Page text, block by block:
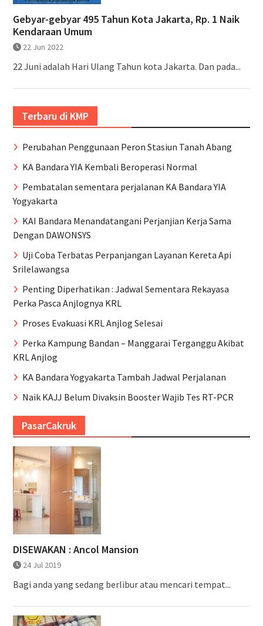
Gebyar-gebyar 495 Tahun Kota Jakarta, Rp. 1 Naik
Kendaraan Umum
22 Jun 2022
22 Juni adalah Hari Ulang Tahun kota Jakarta. Dan pada...
Terbaru di KMP
Perubahan Penggunaan Peron Stasiun Tanah Abang
KA Bandara YIA Kembali Beroperasi Normal
Pembatalan sementara perjalanan KA Bandara YIA
Yogyakarta
KAI Bandara Menandatangani Perjanjian Kerja Sama
Dengan DAWONSYS
Uji Coba Terbatas Perpanjangan Layanan Kereta Api
Srilelawangsa
Penting Diperhatikan : Jadwal Sementara Rekayasa
Perka Pasca Anjlognya KRL
Proses Evakuasi KRL Anjlog Selesai
Perka Kampung Bandan – Manggarai Terganggu Akibat
KRL Anjlog
KA Bandara Yogyakarta Tambah Jadwal Perjalanan
Naik KAJJ Belum Divaksin Booster Wajib Tes RT-PCR
PasarCakruk
DISEWAKAN : Ancol Mansion
24 Jul 2019
Bagi anda yang sedang berlibur atau mencari tempat...